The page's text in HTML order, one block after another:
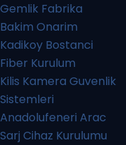
Gemlik Fabrika
Bakim Onarim
Kadikoy Bostanci
Fiber Kurulum
Kilis Kamera Guvenlik
Sistemleri
Anadolufeneri Arac
Sarj Cihaz Kurulumu